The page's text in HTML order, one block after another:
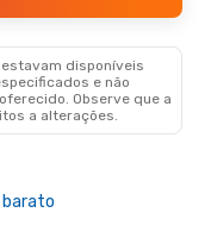
disponíveis
e não
Observe que a
a alterações.
barato